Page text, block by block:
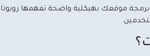
موقعك بهيكلية واضحة تفهمها